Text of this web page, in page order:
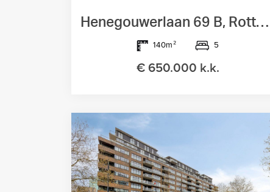
Henegouwerlaan 69 B, Rotterdam
140m² 5
€ 650.000 k.k.